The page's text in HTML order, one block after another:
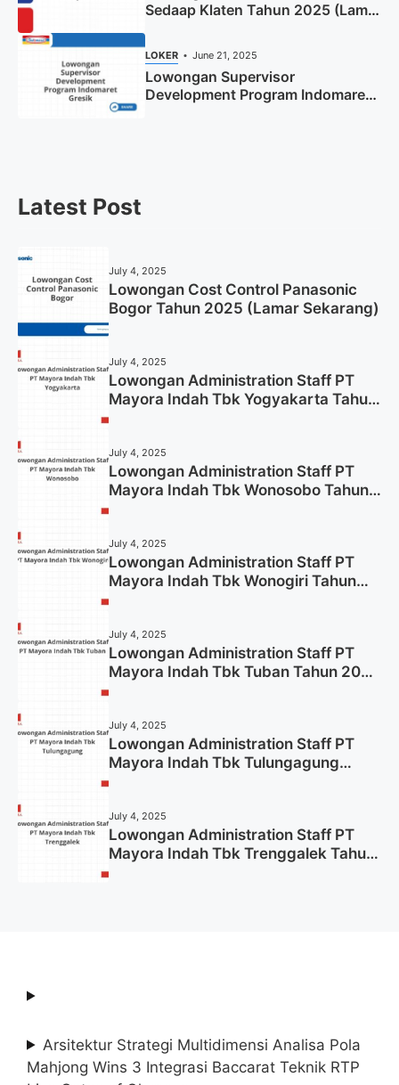
Sedaap Klaten Tahun 2025 (Lamar
LOKER June 21, 2025
Lowongan Supervisor
Development Program Indomaret
Latest Post
July 4, 2025
Lowongan Cost Control Panasonic
Bogor Tahun 2025 (Lamar Sekarang)
July 4, 2025
Lowongan Administration Staff PT
Mayora Indah Tbk Yogyakarta Tahun
July 4, 2025
Lowongan Administration Staff PT
Mayora Indah Tbk Wonosobo Tahun
July 4, 2025
Lowongan Administration Staff PT
Mayora Indah Tbk Wonogiri Tahun
July 4, 2025
Lowongan Administration Staff PT
Mayora Indah Tbk Tuban Tahun 2025
July 4, 2025
Lowongan Administration Staff PT
Mayora Indah Tbk Tulungagung
July 4, 2025
Lowongan Administration Staff PT
Mayora Indah Tbk Trenggalek Tahun
Arsitektur Strategi Multidimensi Analisa Pola
Mahjong Wins 3 Integrasi Baccarat Teknik RTP